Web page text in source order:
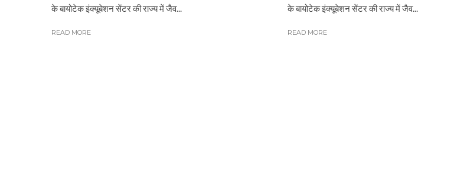
के बायोटेक इंक्यूबेशन सेंटर की राज्य में जैव...
READ MORE
के बायोटेक इंक्यूबेशन सेंटर की राज्य में जैव...
READ MORE